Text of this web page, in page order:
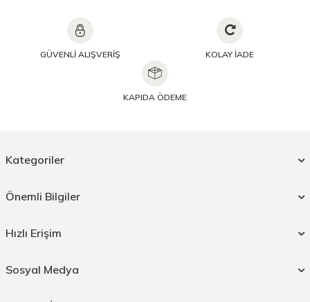
GÜVENLİ ALIŞVERİŞ KOLAY İADE
KAPIDA ÖDEME
Sosyal Medya
Kategoriler
Önemli Bilgiler
Hızlı Erişim